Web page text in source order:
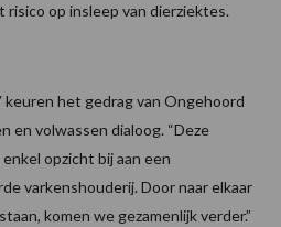
risico op insleep van dierziektes.
het gedrag van Ongehoord
en volwassen dialoog. “Deze
opzicht bij aan een
varkenshouderij. Door naar elkaar
komen we gezamenlijk verder.”